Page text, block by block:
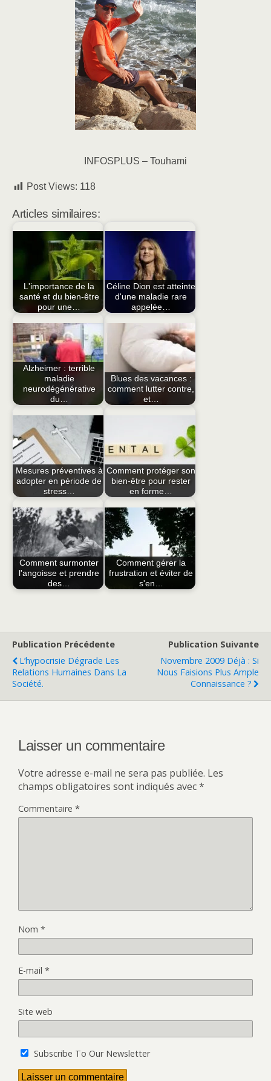
INFOSPLUS – Touhami
Post Views: 118
Articles similaires:
L'importance de la
santé et du bien-être
pour une…
Céline Dion est atteinte
d'une maladie rare
appelée…
Alzheimer : terrible
maladie
neurodégénérative
du…
Blues des vacances :
comment lutter contre,
et…
Mesures préventives à
adopter en période de
stress…
Comment protéger son
bien-être pour rester
en forme…
Comment surmonter
l'angoisse et prendre
des…
Comment gérer la
frustration et éviter de
s'en…
Publication Précédente
L’hypocrisie Dégrade Les
Relations Humaines Dans La
Société.
Publication Suivante
Novembre 2009 Déjà : Si
Nous Faisions Plus Ample
Connaissance ?
Laisser un commentaire
Votre adresse e-mail ne sera pas publiée. Les
champs obligatoires sont indiqués avec*
Commentaire *
Nom *
E-mail *
Site web
Subscribe To Our Newsletter